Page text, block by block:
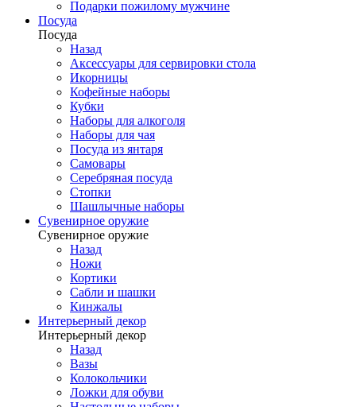
Подарки пожилому мужчине
Посуда
Посуда
Назад
Аксессуары для сервировки стола
Икорницы
Кофейные наборы
Кубки
Наборы для алкоголя
Наборы для чая
Посуда из янтаря
Самовары
Серебряная посуда
Стопки
Шашлычные наборы
Сувенирное оружие
Сувенирное оружие
Назад
Ножи
Кортики
Сабли и шашки
Кинжалы
Интерьерный декор
Интерьерный декор
Назад
Вазы
Колокольчики
Ложки для обуви